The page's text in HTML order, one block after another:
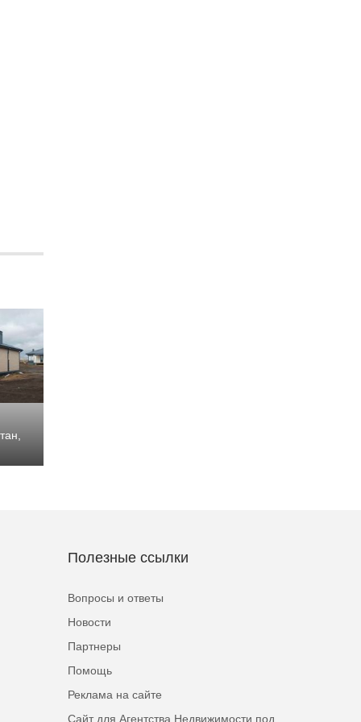
Полезные ссылки
Вопросы и ответы
Новости
Партнеры
Помощь
Реклама на сайте
Сайт для Агентства Недвижимости под